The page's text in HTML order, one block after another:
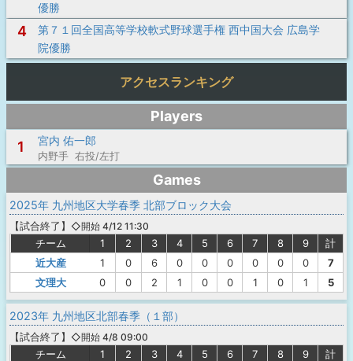
優勝
4
第７１回全国高等学校軟式野球選手権 西中国大会 広島学
院優勝
アクセスランキング
Players
1
宮内 佑一郎
内野手 右投/左打
Games
2025年 九州地区大学春季 北部ブロック大会
【試合終了 】 ◇開始 4/12 11:30
チーム 1 2 3 4 5 6 7 8 9
計
近大産
1 0 6 0 0 0 0 0 0
7
文理大
0 0 2 1 0 0 1 0 1 5
2023年 九州地区北部春季（１部）
【試合終了 】 ◇開始 4/8 09:00
チーム 1 2 3 4 5 6 7 8 9
計